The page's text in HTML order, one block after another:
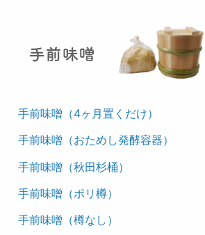
手前味噌（4ヶ月置くだけ）
手前味噌（おためし発酵容器）
手前味噌（秋田杉桶）
手前味噌（ポリ樽）
手前味噌（樽なし）